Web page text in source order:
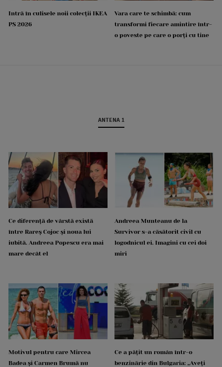
Intră în culisele noii colecții IKEA
PS 2026
Vara care te schimbă: cum
transformi fiecare amintire într-
o poveste pe care o porți cu tine
ANTENA 1
Ce diferență de vârstă există
între Rareș Cojoc și noua lui
iubită. Andreea Popescu era mai
mare decât el
Andreea Munteanu de la
Survivor s-a căsătorit civil cu
logodnicul ei. Imagini cu cei doi
miri
Motivul pentru care Mircea
Badea și Carmen Brumă nu
Ce a pățit un român într-o
benzinărie din Bulgaria: „Aveți